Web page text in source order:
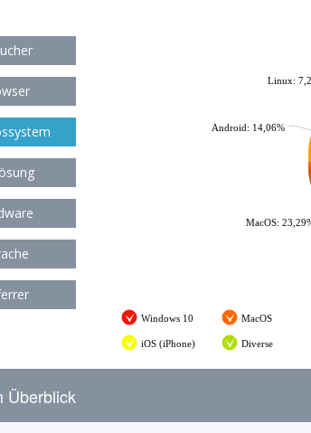
Linux:
Android: 14,06%
MacOS:
Windows 10 MacOS
iOS (iPhone) Diverse
Überblick